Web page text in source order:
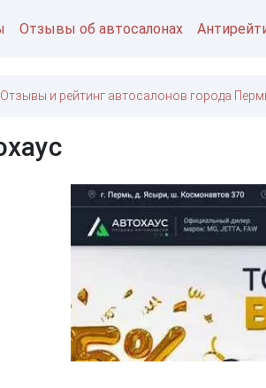
Отзывы об автосалонах
Отзывы и рейтинг автосалонов города